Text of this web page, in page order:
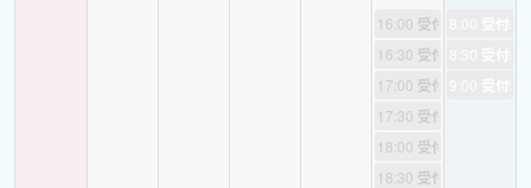
子供にとっては25分間画面に集中する事はとっても難しいので、楽
しく元気に発話してもらえるよう歌とアクションでテンションマッ
クス！自分の事を先生に伝えたいと思ってもらえるような空気感で
16:00 受付終了
16:30 受付終了
17:00 受付終了
17:30 受付終了
18:00 受付終了
18:30 受付終了